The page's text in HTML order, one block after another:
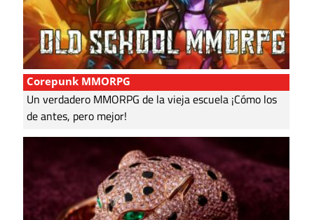
Corepunk MMORPG
Un verdadero MMORPG de la vieja escuela ¡Cómo los
de antes, pero mejor!